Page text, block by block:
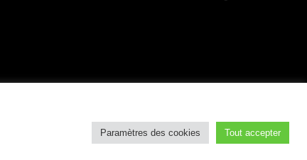
Paramètres des cookies Tout accepter